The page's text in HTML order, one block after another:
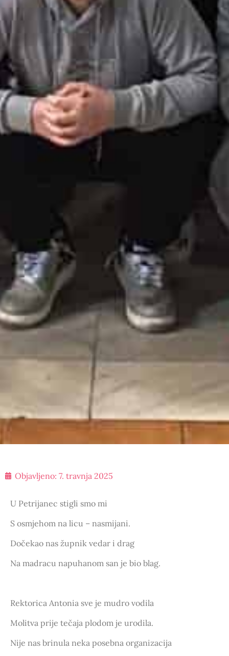
Objavljeno: 7. travnja 2025
U Petrijanec stigli smo mi
S osmjehom na licu – nasmijani.
Dočekao nas župnik vedar i drag
Na madracu napuhanom san je bio blag.
Rektorica Antonia sve je mudro vodila
Molitva prije tečaja plodom je urodila.
Nije nas brinula neka posebna organizacija